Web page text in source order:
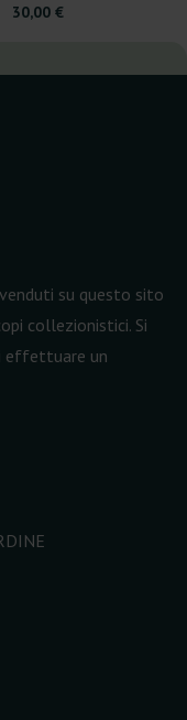
30,00 €
su questo sito
collezionistici. Si
effettuare un